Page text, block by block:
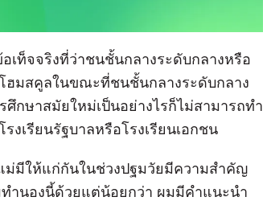
เท็จจริงที่ว่าชนชั้นกลางระดับกลางหรือ
โฮมสคูลในขณะที่ชนชั้นกลางระดับกลาง
กษาสมัยใหม่เป็นอย่างไรก็ไม่สามารถทำ
งเรียนรัฐบาลหรือโรงเรียนเอกชน
ม่มีให้แก่กันในช่วงปฐมวัยมีความสำคัญ
ทำนองนี้ด้วยแต่น้อยกว่า ผมมีคำแนะนำ